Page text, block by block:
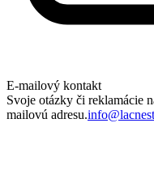
E-mailový kontakt
Svoje otázky či reklamácie
mailovú adresu.